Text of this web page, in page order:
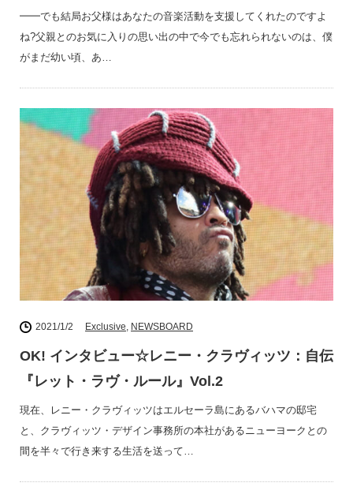
━━でも結局お父様はあなたの音楽活動を支援してくれたのですよ
ね?父親とのお気に入りの思い出の中で今でも忘れられないのは、僕
がまだ幼い頃、あ…
2021/1/2 Exclusive, NEWSBOARD
OK! インタビュー☆レニー・クラヴィッツ：自伝
『レット・ラヴ・ルール』Vol.2
現在、レニー・クラヴィッツはエルセーラ島にあるバハマの邸宅
と、クラヴィッツ・デザイン事務所の本社があるニューヨークとの
間を半々で行き来する生活を送って…